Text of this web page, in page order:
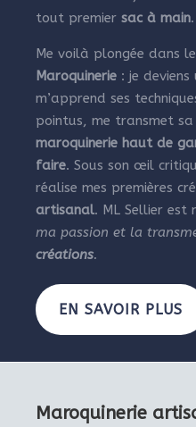
tout premier sac à main.
Me voilà plongée dans
Maroquinerie : je deviens
m’apprend ses
pointus, me transmet
maroquinerie haut de
faire. Sous son œil
réalise mes premières
artisanal. ML Sellier est
ma passion et la
créations.
EN SAVOIR PLUS
Maroquinerie